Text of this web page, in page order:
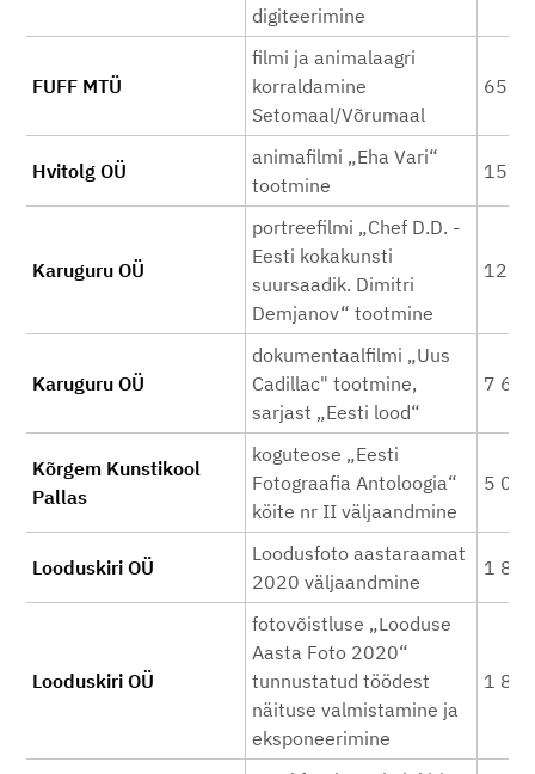
digiteerimine
FUFF MTÜ
filmi ja animalaagri
korraldamine
Setomaal/Võrumaal
650
Hvitolg OÜ
animafilmi „Eha Vari“
tootmine
15
Karuguru OÜ
portreefilmi „Chef D.D. -
Eesti kokakunsti
suursaadik. Dimitri
Demjanov“ tootmine
12
Karuguru OÜ
dokumentaalfilmi „Uus
Cadillac" tootmine,
sarjast „Eesti lood“
7 672
Kõrgem Kunstikool
Pallas
koguteose „Eesti
Fotograafia Antoloogia“
köite nr II väljaandmine
5 000
Looduskiri OÜ
Loodusfoto aastaraamat
2020 väljaandmine
1 800
Looduskiri OÜ
fotovõistluse „Looduse
Aasta Foto 2020“
tunnustatud töödest
näituse valmistamine ja
eksponeerimine
1 800